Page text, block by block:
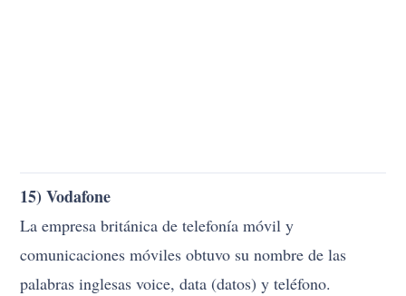
15) Vodafone
La empresa británica de telefonía móvil y
comunicaciones móviles obtuvo su nombre de las
palabras inglesas voice, data (datos) y teléfono.